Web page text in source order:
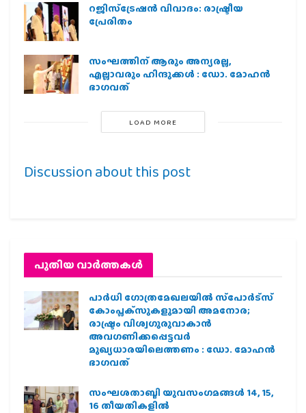
റജിസ്ട്രേഷൻ വിവാദം: രാഷ്ട്രീയ
പ്രേരിതം
സംഘത്തിന് ആരും അന്യരല്ല,
എല്ലാവരും ഹിന്ദുക്കൾ : ഡോ. മോഹൻ
ഭാഗവത്
LOAD MORE
Discussion about this post
പുതിയ വാര്‍ത്തകള്‍
പാര്‍ധി ഗോത്രമേഖലയില്‍ സ്‌പോര്‍ട്‌സ്
കോംപ്ലക്‌സുകളുമായി അമനോര;
രാഷ്ട്രം വിശ്വഗുരുവാകാന്‍
അവഗണിക്കപ്പെട്ടവര്‍
മുഖ്യധാരയിലെത്തണം : ഡോ. മോഹന്‍
ഭാഗവത്
സംഘശതാബ്ദി യുവസംഗമങ്ങള്‍ 14, 15,
16 തീയതികളില്‍